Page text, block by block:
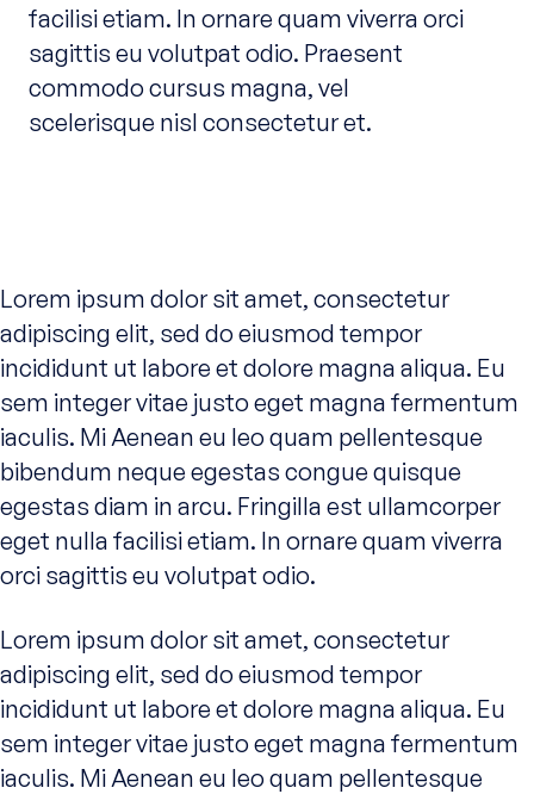
facilisi etiam. In ornare quam viverra orci
sagittis eu volutpat odio. Praesent
commodo cursus magna, vel
scelerisque nisl consectetur et.
Lorem ipsum dolor sit amet, consectetur
adipiscing elit, sed do eiusmod tempor
incididunt ut labore et dolore magna aliqua. Eu
sem integer vitae justo eget magna fermentum
iaculis. Mi Aenean eu leo quam pellentesque
bibendum neque egestas congue quisque
egestas diam in arcu. Fringilla est ullamcorper
eget nulla facilisi etiam. In ornare quam viverra
orci sagittis eu volutpat odio.
Lorem ipsum dolor sit amet, consectetur
adipiscing elit, sed do eiusmod tempor
incididunt ut labore et dolore magna aliqua. Eu
sem integer vitae justo eget magna fermentum
iaculis. Mi Aenean eu leo quam pellentesque